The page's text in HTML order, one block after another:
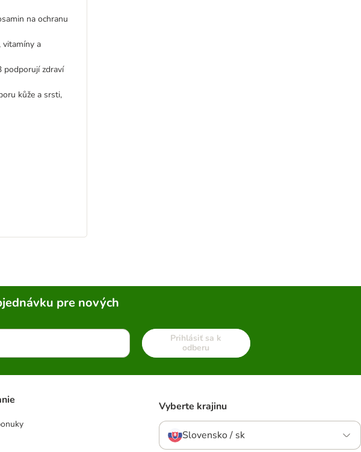
na ochranu
vitamíny a
podporují zdraví
kůže a srsti,
pre nových
Prihlásiť sa k
odberu
Vyberte krajinu
Slovensko / sk